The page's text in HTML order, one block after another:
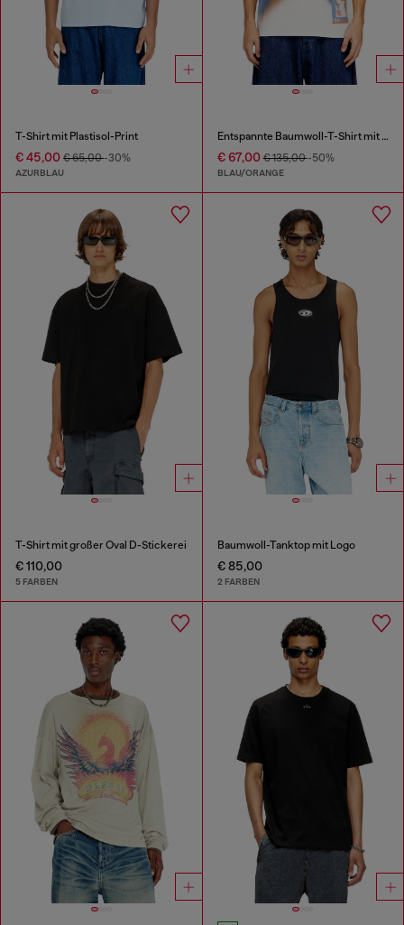
T-Shirt mit Plastisol-Print
€ 45,00 € 65,00-30%
AZURBLAU
Entspannte Baumwoll-T-Shirt mit Digitaldruck
€ 67,00€ 135,00-50%
BLAU/ORANGE
T-Shirt mit großer Oval D-Stickerei
€ 110,00
5 FARBEN
Baumwoll-Tanktop mit Logo
€ 85,00
2 FARBEN